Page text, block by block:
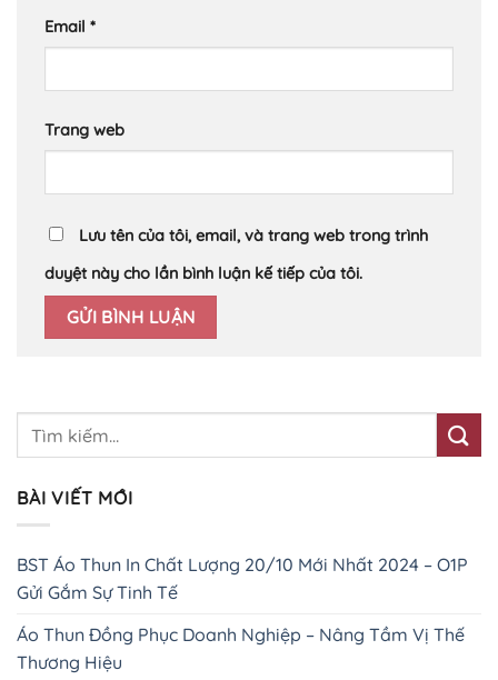
Email *
Trang web
Lưu tên của tôi, email, và trang web trong trình
duyệt này cho lần bình luận kế tiếp của tôi.
BÀI VIẾT MỚI
BST Áo Thun In Chất Lượng 20/10 Mới Nhất 2024 – O1P
Gửi Gắm Sự Tinh Tế
Áo Thun Đồng Phục Doanh Nghiệp – Nâng Tầm Vị Thế
Thương Hiệu